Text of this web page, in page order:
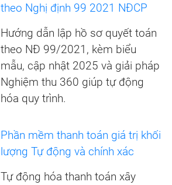
theo Nghị định 99 2021 NĐCP
Hướng dẫn lập hồ sơ quyết toán
theo NĐ 99/2021, kèm biểu
mẫu, cập nhật 2025 và giải pháp
Nghiệm thu 360 giúp tự động
hóa quy trình.
Phần mềm thanh toán giá trị khối
lượng Tự động và chính xác
Tự động hóa thanh toán xây